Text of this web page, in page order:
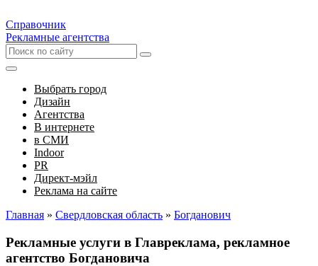
Справочник
Рекламные агентства
Выбрать город
Дизайн
Агентства
В интернете
в СМИ
Indoor
PR
Директ-мэйл
Реклама на сайте
Главная » Свердловская область » Богданович
Рекламные услуги в Главреклама, рекламное
агентство Богдановича